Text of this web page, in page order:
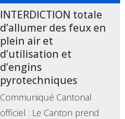
INTERDICTION totale
d’allumer des feux en
plein air et
d’utilisation et
d’engins
pyrotechniques
Communiqué Cantonal
officiel : Le Canton prend